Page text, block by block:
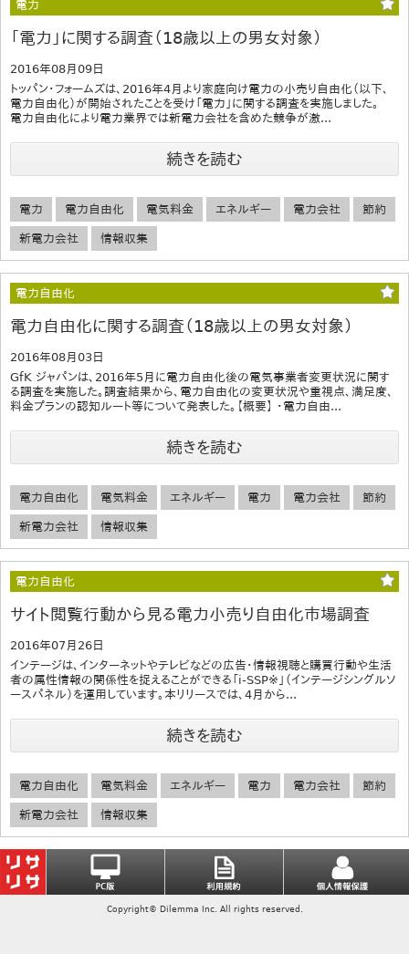
電力
「電力」に関する調査（18歳以上の男女対象）
2016年08月09日
トッパン・フォームズは、2016年4月より家庭向け電力の小売り自由化（以下、
電力自由化）が開始されたことを受け「電力」に関する調査を実施しました。
電力自由化により電力業界では新電力会社を含めた競争が激...
続きを読む
電力 電力自由化 電気料金 エネルギー 電力会社 節約
新電力会社 情報収集
電力自由化
電力自由化に関する調査（18歳以上の男女対象）
2016年08月03日
GfK ジャパンは、2016年5月に電力自由化後の電気事業者変更状況に関す
る調査を実施した。調査結果から、電力自由化の変更状況や重視点、満足度、
料金プランの認知ルート等について発表した。【概要】 ・電力自由...
続きを読む
電力自由化 電気料金 エネルギー 電力 電力会社 節約
新電力会社 情報収集
電力自由化
サイト閲覧行動から見る電力小売り自由化市場調査
2016年07月26日
インテージは、インターネットやテレビなどの広告・情報視聴と購買行動や生活
者の属性情報の関係性を捉えることができる「i-SSP※」（インテージシングルソ
ースパネル）を運用しています。本リリースでは、4月から...
続きを読む
電力自由化 電気料金 エネルギー 電力 電力会社 節約
新電力会社 情報収集
Copyright© Dilemma Inc. All rights reserved.